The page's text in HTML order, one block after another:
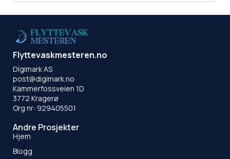
Flyttevaskmesteren.no
Digimark AS
post@digimark.no
Kammerfossveien 1D
3772 Kragerø
Org nr: 929405501
Andre Prosjekter
Hjem
Blogg